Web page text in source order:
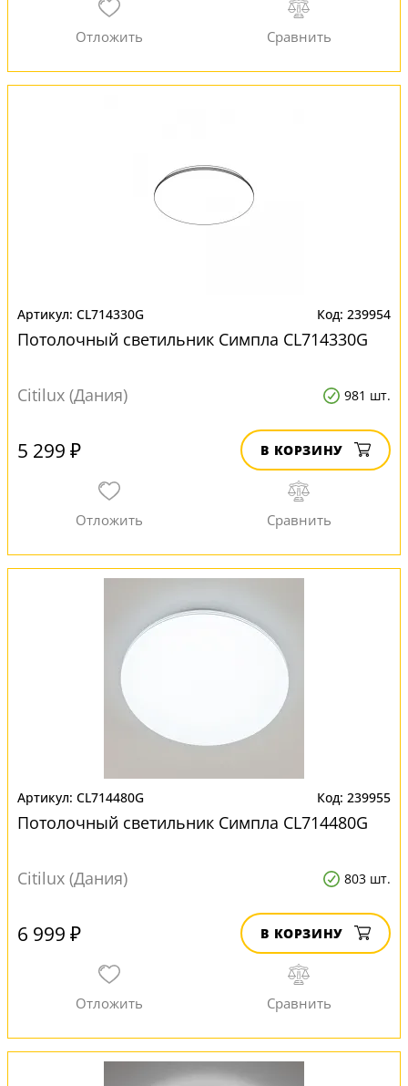
CL714330G 239954
Потолочный светильник Симпла CL714330G
Citilux (Дания) 981 шт.
5 299 ₽ В КОРЗИНУ
CL714480G 239955
Потолочный светильник Симпла CL714480G
Citilux (Дания) 803 шт.
6 999 ₽ В КОРЗИНУ